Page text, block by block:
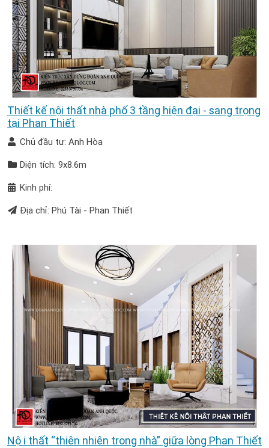
Thiết kế nội thất nhà phố 3 tầng hiện đại - sang trọng
tại Phan Thiết
Chủ đầu tư: Anh Hòa
Diện tích: 9x8.6m
Kinh phí:
Địa chỉ: Phú Tài - Phan Thiết
Nội thất “thiên nhiên trong nhà” giữa lòng Phan Thiết